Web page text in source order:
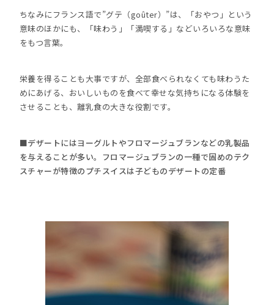
ちなみにフランス語で”グテ（goûter）”は、「おやつ」という
意味のほかにも、「味わう」「満喫する」などいろいろな意味
をもつ言葉。
栄養を得ることも大事ですが、全部食べられなくても味わうた
めにあげる、おいしいものを食べて幸せな気持ちになる体験を
させることも、離乳食の大きな役割です。
■デザートにはヨーグルトやフロマージュブランなどの乳製品
を与えることが多い。フロマージュブランの一種で固めのテク
スチャーが特徴のプチスイスは子どものデザートの定番